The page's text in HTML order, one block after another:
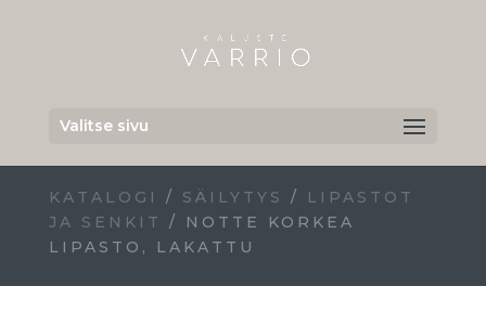
Valitse sivu
KATALOGI / SÄILYTYS /
LIPASTOT
JA SENKIT
/ NOTTE KORKEA
LIPASTO, LAKATTU